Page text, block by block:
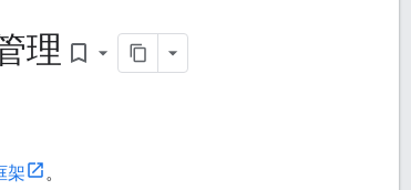
理 bookmark_border
架 。